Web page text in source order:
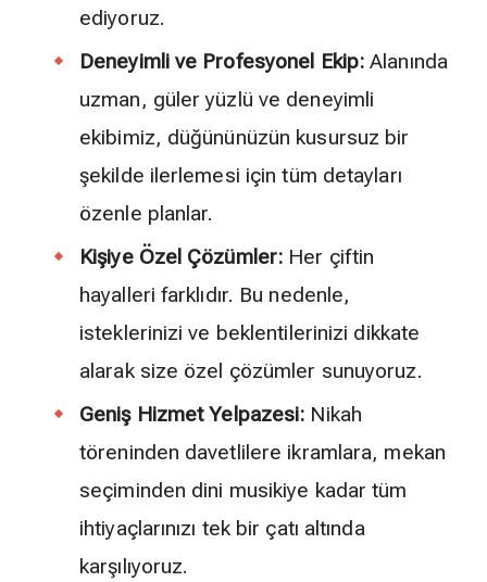
ediyoruz.
Deneyimli ve Profesyonel Ekip: Alanında
uzman, güler yüzlü ve deneyimli
ekibimiz, düğününüzün kusursuz bir
şekilde ilerlemesi için tüm detayları
özenle planlar.
Kişiye Özel Çözümler: Her çiftin
hayalleri farklıdır. Bu nedenle,
isteklerinizi ve beklentilerinizi dikkate
alarak size özel çözümler sunuyoruz.
Geniş Hizmet Yelpazesi: Nikah
töreninden davetlilere ikramlara, mekan
seçiminden dini musikiye kadar tüm
ihtiyaçlarınızı tek bir çatı altında
karşılıyoruz.